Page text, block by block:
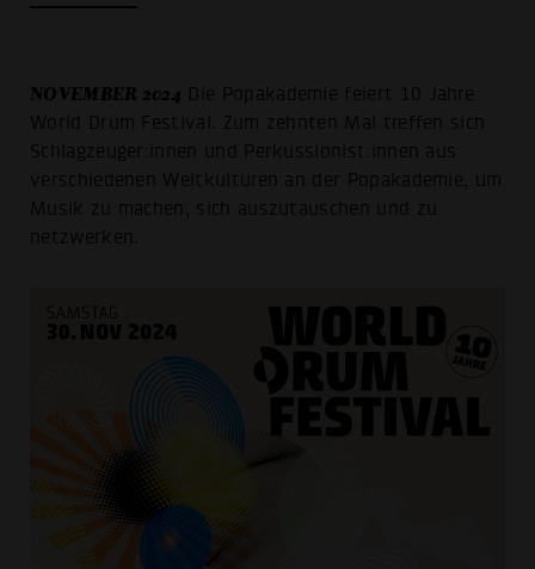
NOVEMBER 2024 Die Popakademie feiert 10 Jahre
World Drum Festival. Zum zehnten Mal treffen sich
Schlagzeuger:innen und Perkussionist:innen aus
verschiedenen Weltkulturen an der Popakademie, um
Musik zu machen, sich auszutauschen und zu
netzwerken.